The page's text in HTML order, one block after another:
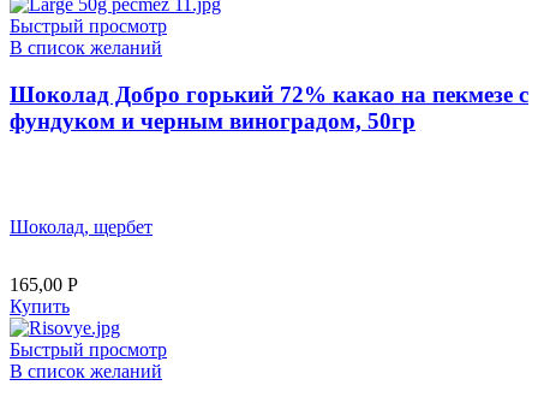
Быстрый просмотр
В список желаний
Шоколад Добро горький 72% какао на пекмезе с
фундуком и черным виноградом, 50гр
Шоколад, щербет
165,00 Р
Купить
Быстрый просмотр
В список желаний